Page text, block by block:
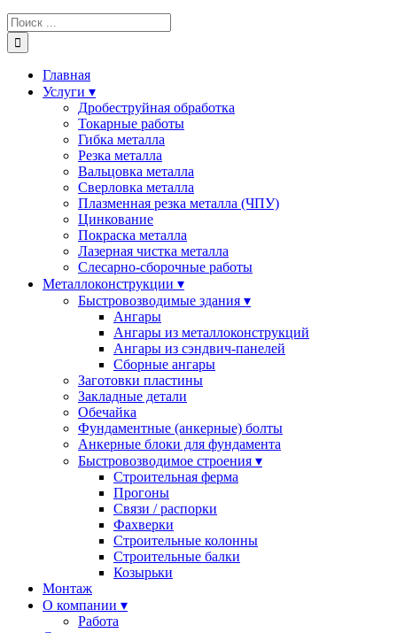
Результат
поиска:
Главная
Услуги ▾
Дробеструйная обработка
Токарные работы
Гибка металла
Резка металла
Вальцовка металла
Сверловка металла
Плазменная резка металла (ЧПУ)
Цинкование
Покраска металла
Лазерная чистка металла
Слесарно-сборочные работы
Металлоконструкции ▾
Быстровозводимые здания ▾
Ангары
Ангары из металлоконструкций
Ангары из сэндвич-панелей
Сборные ангары
Заготовки пластины
Закладные детали
Обечайка
Фундаментные (анкерные) болты
Анкерные блоки для фундамента
Быстровозводимое строения ▾
Строительная ферма
Прогоны
Cвязи / распорки
Фахверки
Строительные колонны
Строительные балки
Козырьки
Монтаж
О компании ▾
Работа